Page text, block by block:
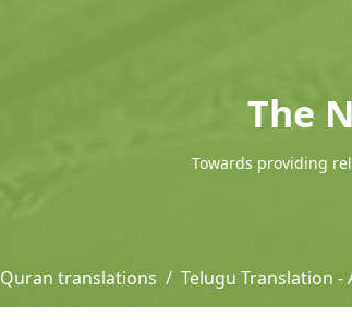
The
Towards providing
Quran translations Telugu Translation